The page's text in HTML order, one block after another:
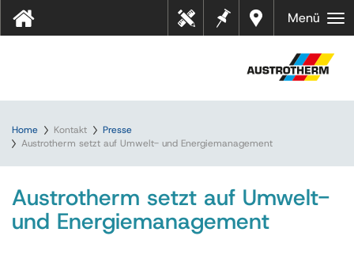
Händl
er in
Merkz
ettel
Tool
s
Menü
Home Kontakt
Presse
Austrotherm setzt auf Umwelt- und Energiemanagement
Austrotherm setzt auf Umwelt-
und Energiemanagement